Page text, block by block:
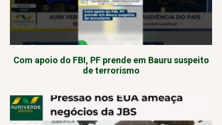
Com apoio do FBI, PF prende em Bauru suspeito
de terrorismo